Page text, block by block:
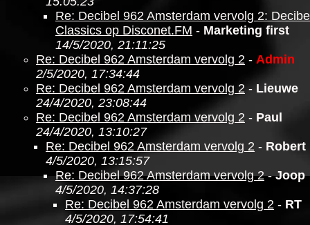
Re: Decibel 962 Amsterdam vervolg 2:
Classics op Disconet.FM - Marketing first
14/5/2020, 21:11:25
Re: Decibel 962 Amsterdam vervolg 2 - Admin
2/5/2020, 17:34:44
Re: Decibel 962 Amsterdam vervolg 2 - Lieuwe
24/4/2020, 23:08:44
Re: Decibel 962 Amsterdam vervolg 2 - Paul
24/4/2020, 13:10:27
Re: Decibel 962 Amsterdam vervolg 2 - Robert
4/5/2020, 13:15:57
Re: Decibel 962 Amsterdam vervolg 2-Joop
4/5/2020, 14:37:28
Re: Decibel 962 Amsterdam vervolg 2 - RT
4/5/2020, 17:54:41